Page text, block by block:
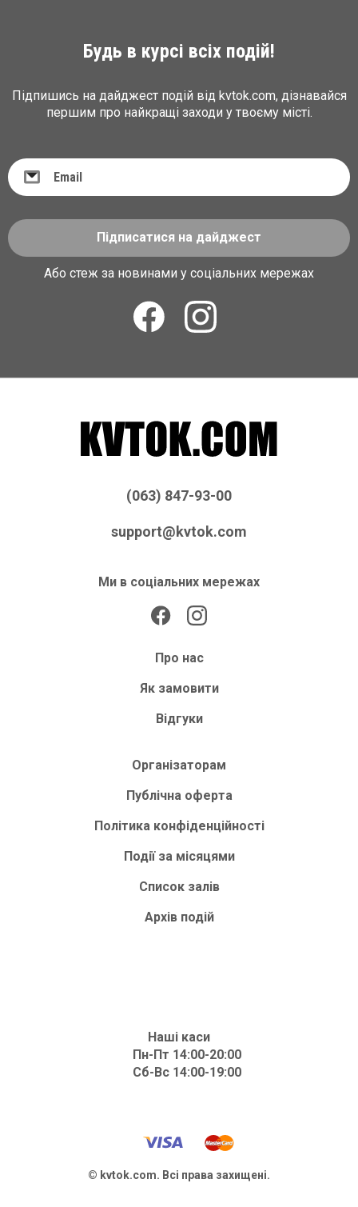
Будь в курсі всіх подій!
Підпишись на дайджест подій від kvtok.com, дізнавайся
першим про найкращі заходи у твоєму місті.
Підписатися на дайджест
Або стеж за новинами у соціальних мережах
(063) 847-93-00
support@kvtok.com
Ми в соціальних мережах
Про нас
Як замовити
Відгуки
Організаторам
Публічна оферта
Політика конфіденційності
Події за місяцями
Список залів
Архів подій
Наші каси
Пн-Пт 14:00-20:00
Сб-Вс 14:00-19:00
© kvtok.com. Всі права захищені.